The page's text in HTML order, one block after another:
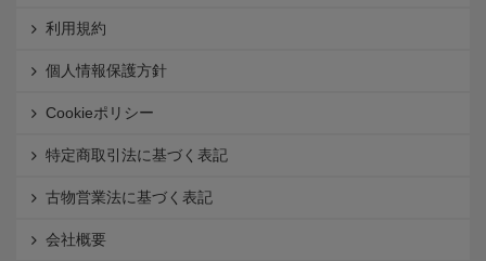
利用規約
個人情報保護方針
Cookieポリシー
特定商取引法に基づく表記
古物営業法に基づく表記
会社概要